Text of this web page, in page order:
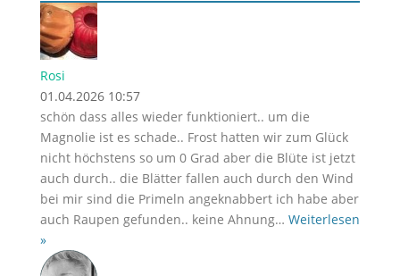
Rosi
01.04.2026 10:57
schön dass alles wieder funktioniert.. um die
Magnolie ist es schade.. Frost hatten wir zum Glück
nicht höchstens so um 0 Grad aber die Blüte ist jetzt
auch durch.. die Blätter fallen auch durch den Wind
bei mir sind die Primeln angeknabbert ich habe aber
auch Raupen gefunden.. keine Ahnung… Weiterlesen
»